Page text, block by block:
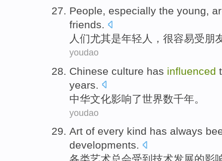
People, especially the young,
friends.
人 们尤其是年轻人，很容易受朋
youdao
Chinese culture has influenced
years.
中华文化影响了世界数千年。
youdao
Art of every kind has always
developments.